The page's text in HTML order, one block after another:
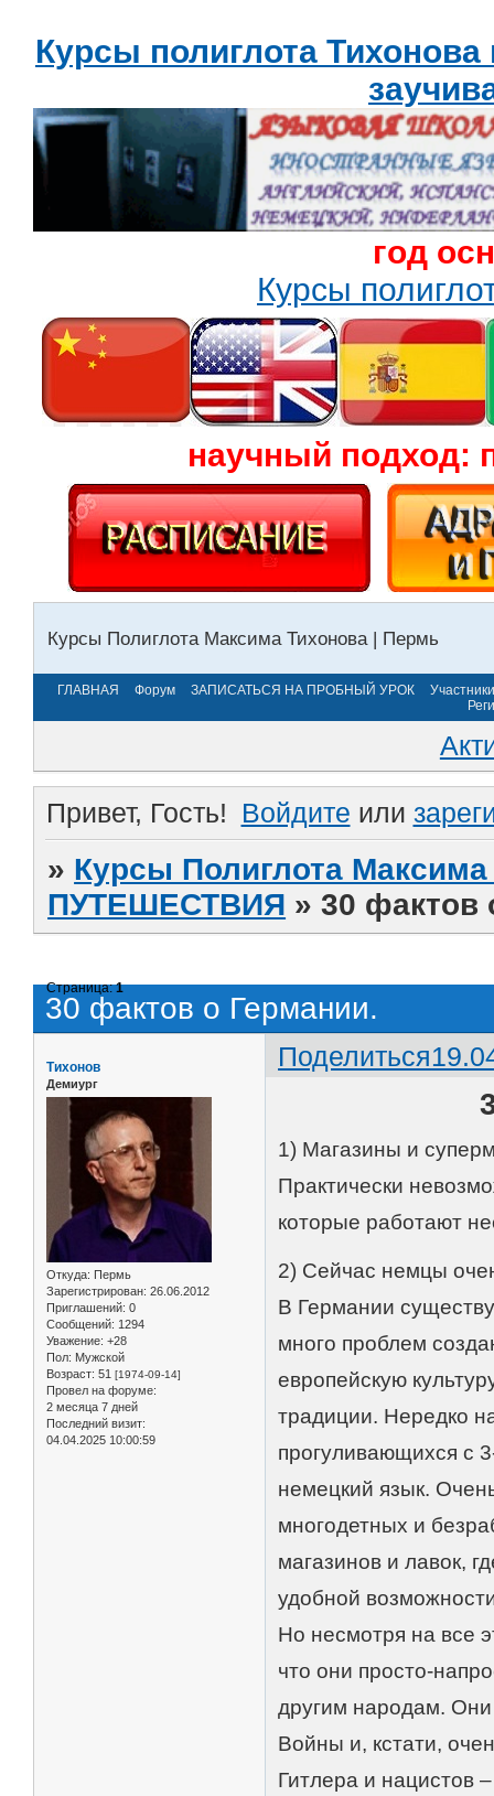
Курсы полиглота
год
Курсы
научный подход:
Курсы Полиглота Максима Тихонова | Пермь
ГЛАВНАЯ Форум ЗАПИСАТЬСЯ НА ПРОБНЫЙ УРОК
Участники
Привет, Гость! Войдите или
» Курсы Полиглота
ПУТЕШЕСТВИЯ »30 фактов
30 фактов о Германии.
Страница:1
Поделиться
Тихонов
Демиург
Откуда: Пермь
Зарегистрирован: 26.06.2012
Приглашений: 0
Сообщений: 1294
Уважение: +28
Пол: Мужской
Возраст: 51 [1974-09-14]
Провел на форуме:
2 месяца 7 дней
Последний визит:
04.04.2025 10:00:59
1) Магазины и
Практически
которые работают
2) Сейчас немцы
В Германии
много проблем
европейскую
традиции. Нередко
прогуливающихся с
немецкий язык.
многодетных и
магазинов и лавок,
удобной
Но несмотря на все
что они просто-
другим народам.
Войны и, кстати,
Гитлера и нацистов